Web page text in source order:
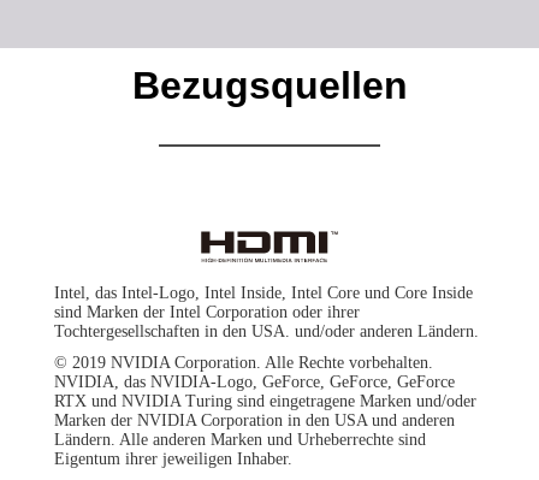
Bezugsquellen
Intel, das Intel-Logo, Intel Inside, Intel Core und Core Inside
sind Marken der Intel Corporation oder ihrer
Tochtergesellschaften in den USA. und/oder anderen Ländern.
© 2019 NVIDIA Corporation. Alle Rechte vorbehalten.
NVIDIA, das NVIDIA-Logo, GeForce, GeForce, GeForce
RTX und NVIDIA Turing sind eingetragene Marken und/oder
Marken der NVIDIA Corporation in den USA und anderen
Ländern. Alle anderen Marken und Urheberrechte sind
Eigentum ihrer jeweiligen Inhaber.